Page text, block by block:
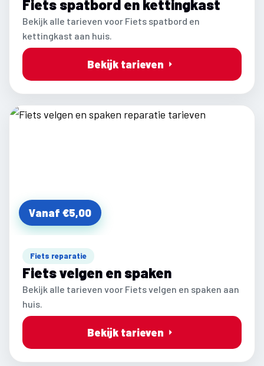
Fiets spatbord en kettingkast
Bekijk alle tarieven voor Fiets spatbord en
kettingkast aan huis.
Bekijk tarieven
Vanaf €5,00
Fiets reparatie
Fiets velgen en spaken
Bekijk alle tarieven voor Fiets velgen en spaken aan
huis.
Bekijk tarieven